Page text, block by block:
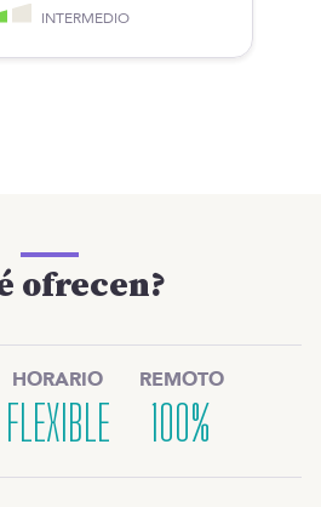
INTERMEDIO
ofrecen?
HORARIO
FLEXIBLE
REMOTO
100%